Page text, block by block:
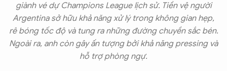
giành vé dự Champions League lịch sử. Tiền vệ người
Argentina sở hữu khả năng xử lý trong không gian hẹp,
rê bóng tốc độ và tung ra những đường chuyền sắc bén.
Ngoài ra, anh còn gây ấn tượng bởi khả năng pressing và
hỗ trợ phòng ngự.